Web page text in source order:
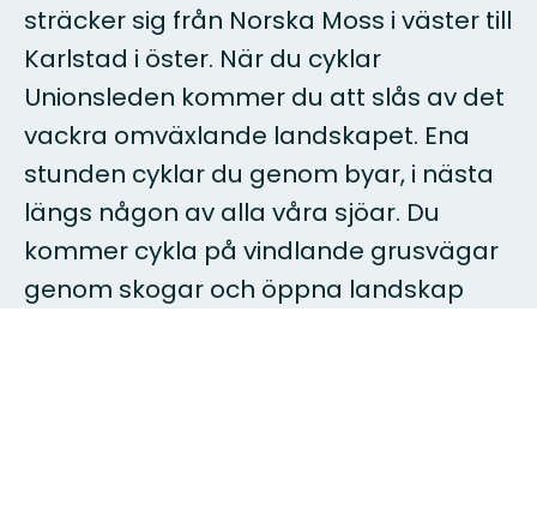
sträcker sig från Norska Moss i väster till
Karlstad i öster. När du cyklar
Unionsleden kommer du att slås av det
vackra omväxlande landskapet. Ena
stunden cyklar du genom byar, i nästa
längs någon av alla våra sjöar. Du
kommer cykla på vindlande grusvägar
genom skogar och öppna landskap